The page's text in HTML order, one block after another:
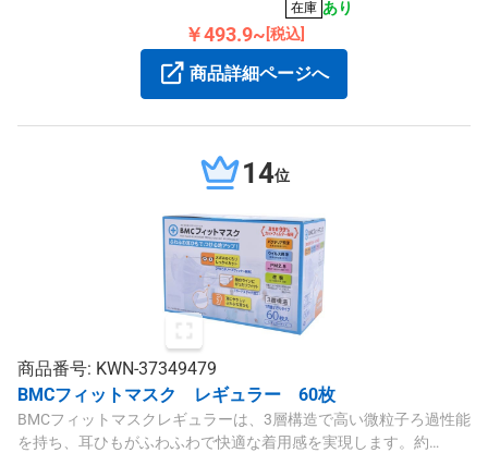
りで、ホワイトカラーのプリーツタイプ。
在庫 あり
￥493.9~[税込]
商品詳細ページへ
14位
商品番号: KWN-37349479
BMCフィットマスク レギュラー 60枚
BMCフィットマスクレギュラーは、3層構造で高い微粒子ろ過性能
を持ち、耳ひもがふわふわで快適な着用感を実現します。約